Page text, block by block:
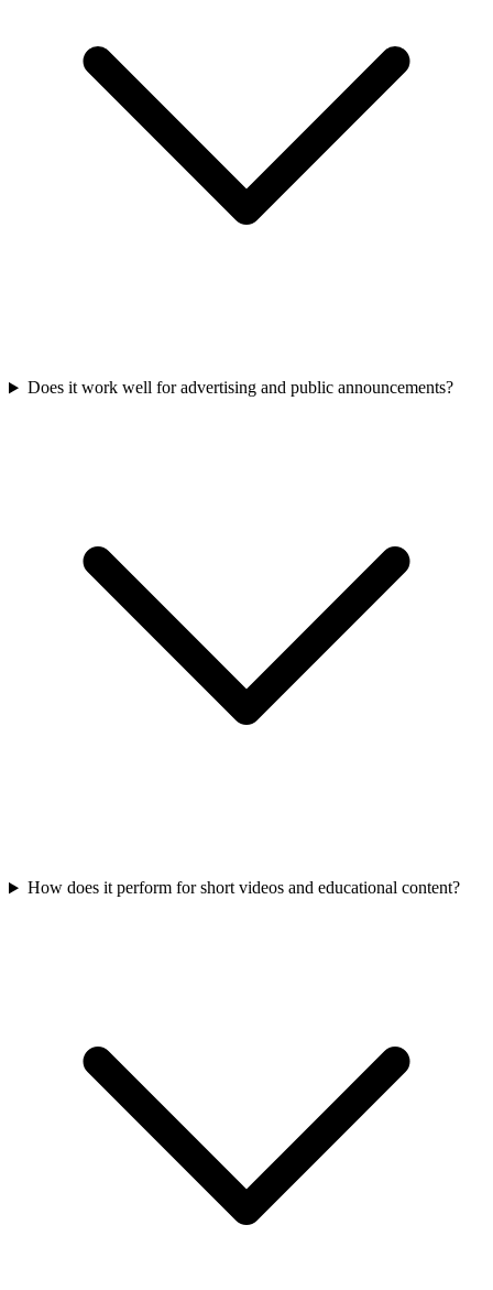
Does it work well for advertising and public announcements?
How does it perform for short videos and educational content?